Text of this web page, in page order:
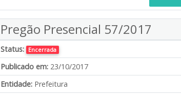
Pregão Presencial 57/2017
Status: Encerrada
Publicado em: 23/10/2017
Entidade: Prefeitura